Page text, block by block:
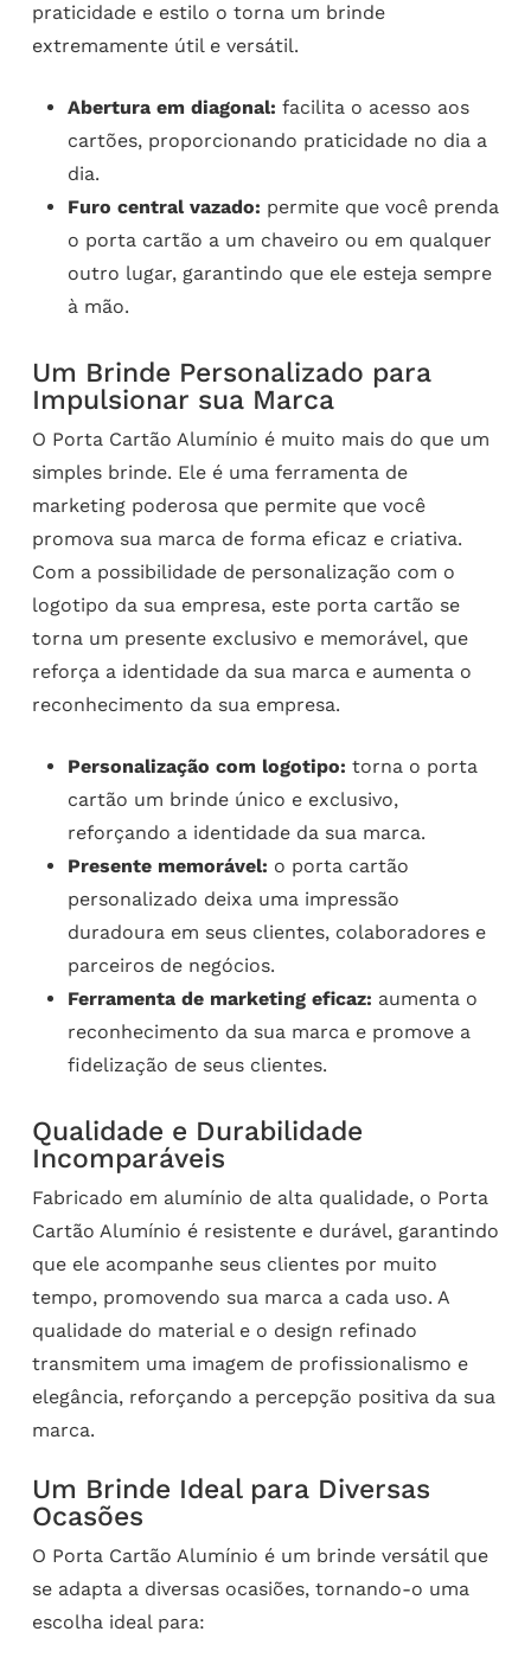
praticidade e estilo o torna um brinde
extremamente útil e versátil.
Abertura em diagonal: facilita o acesso aos
cartões, proporcionando praticidade no dia a
dia.
Furo central vazado: permite que você prenda
o porta cartão a um chaveiro ou em qualquer
outro lugar, garantindo que ele esteja sempre
à mão.
Um Brinde Personalizado para
Impulsionar sua Marca
O Porta Cartão Alumínio é muito mais do que um
simples brinde. Ele é uma ferramenta de
marketing poderosa que permite que você
promova sua marca de forma eficaz e criativa.
Com a possibilidade de personalização com o
logotipo da sua empresa, este porta cartão se
torna um presente exclusivo e memorável, que
reforça a identidade da sua marca e aumenta o
reconhecimento da sua empresa.
Personalização com logotipo: torna o porta
cartão um brinde único e exclusivo,
reforçando a identidade da sua marca.
Presente memorável: o porta cartão
personalizado deixa uma impressão
duradoura em seus clientes, colaboradores e
parceiros de negócios.
Ferramenta de marketing eficaz: aumenta o
reconhecimento da sua marca e promove a
fidelização de seus clientes.
Qualidade e Durabilidade
Incomparáveis
Fabricado em alumínio de alta qualidade, o Porta
Cartão Alumínio é resistente e durável, garantindo
que ele acompanhe seus clientes por muito
tempo, promovendo sua marca a cada uso. A
qualidade do material e o design refinado
transmitem uma imagem de profissionalismo e
elegância, reforçando a percepção positiva da sua
marca.
Um Brinde Ideal para Diversas
Ocasões
O Porta Cartão Alumínio é um brinde versátil que
se adapta a diversas ocasiões, tornando-o uma
escolha ideal para: